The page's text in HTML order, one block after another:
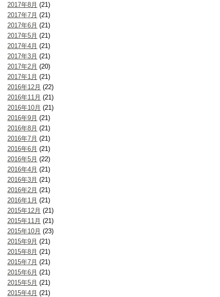
2017年8月 (21)
2017年7月 (21)
2017年6月 (21)
2017年5月 (21)
2017年4月 (21)
2017年3月 (21)
2017年2月 (20)
2017年1月 (21)
2016年12月 (22)
2016年11月 (21)
2016年10月 (21)
2016年9月 (21)
2016年8月 (21)
2016年7月 (21)
2016年6月 (21)
2016年5月 (22)
2016年4月 (21)
2016年3月 (21)
2016年2月 (21)
2016年1月 (21)
2015年12月 (21)
2015年11月 (21)
2015年10月 (23)
2015年9月 (21)
2015年8月 (21)
2015年7月 (21)
2015年6月 (21)
2015年5月 (21)
2015年4月 (21)